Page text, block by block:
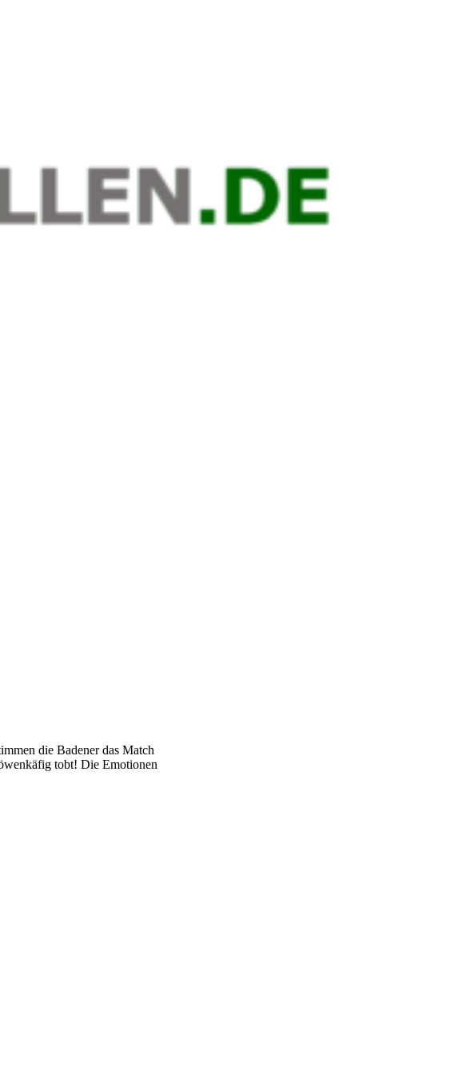
die Badener das Match
tobt! Die Emotionen